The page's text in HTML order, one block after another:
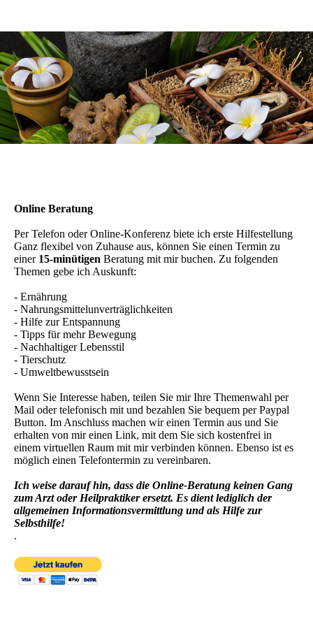
Online Beratung
Per Telefon oder Online-Konferenz biete ich erste Hilfestellung
Ganz flexibel von Zuhause aus, können Sie einen Termin zu
einer 15-minütigen Beratung mit mir buchen. Zu folgenden
Themen gebe ich Auskunft:
- Ernährung
- Nahrungsmittelunverträglichkeiten
- Hilfe zur Entspannung
- Tipps für mehr Bewegung
- Nachhaltiger Lebensstil
- Tierschutz
- Umweltbewusstsein
Wenn Sie Interesse haben, teilen Sie mir Ihre Themenwahl per
Mail oder telefonisch mit und bezahlen Sie bequem per Paypal
Button. Im Anschluss machen wir einen Termin aus und Sie
erhalten von mir einen Link, mit dem Sie sich kostenfrei in
einem virtuellen Raum mit mir verbinden können. Ebenso ist es
möglich einen Telefontermin zu vereinbaren.
Ich weise darauf hin, dass die Online-Beratung keinen Gang
zum Arzt oder Heilpraktiker ersetzt. Es dient lediglich der
allgemeinen Informationsvermittlung und als Hilfe zur
Selbsthilfe!
.